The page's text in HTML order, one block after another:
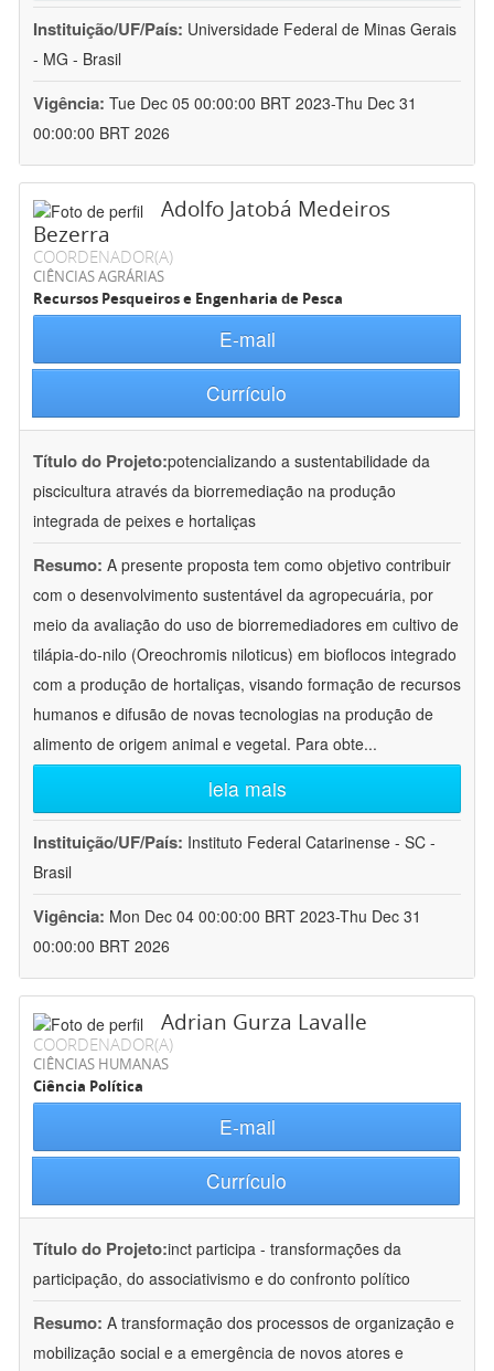
Instituição/UF/País: Universidade Federal de Minas Gerais
- MG - Brasil
Vigência: Tue Dec 05 00:00:00 BRT 2023-Thu Dec 31
00:00:00 BRT 2026
Adolfo Jatobá Medeiros
Bezerra
COORDENADOR(A)
CIÊNCIAS AGRÁRIAS
Recursos Pesqueiros e Engenharia de Pesca
E-mail
Currículo
Título do Projeto:potencializando a sustentabilidade da
piscicultura através da biorremediação na produção
integrada de peixes e hortaliças
Resumo: A presente proposta tem como objetivo contribuir
com o desenvolvimento sustentável da agropecuária, por
meio da avaliação do uso de biorremediadores em cultivo de
tilápia-do-nilo (Oreochromis niloticus) em bioflocos integrado
com a produção de hortaliças, visando formação de recursos
humanos e difusão de novas tecnologias na produção de
alimento de origem animal e vegetal. Para obte...
leia mais
Instituição/UF/País: Instituto Federal Catarinense - SC -
Brasil
Vigência: Mon Dec 04 00:00:00 BRT 2023-Thu Dec 31
00:00:00 BRT 2026
Adrian Gurza Lavalle
COORDENADOR(A)
CIÊNCIAS HUMANAS
Ciência Política
E-mail
Currículo
Título do Projeto:inct participa - transformações da
participação, do associativismo e do confronto político
Resumo: A transformação dos processos de organização e
mobilização social e a emergência de novos atores e